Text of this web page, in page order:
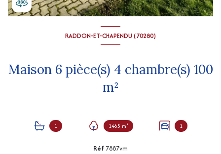
RADDON-ET-CHAPENDU (70280)
Maison 6 pièce(s) 4 chambre(s) 100
m²
1 1465 m² 1
Réf 7887vm